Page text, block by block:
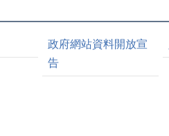
政府網站資料開放宣
告